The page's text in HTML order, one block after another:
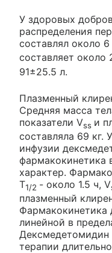
У здоровых
распределения
составлял около
составляет около
91±25.5 л.
Плазменный
Средняя масса
показатели Vss и
составляла 69 кг.
инфузии
фармакокинетика
характер.
T1/2 - около 1.5 ч, V
плазменный
Фармакокинетика
линейной в
Дексмедетомидин
терапии